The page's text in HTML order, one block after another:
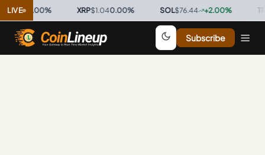
LIVE0.00%· XRP$1.040.00%· SOL$76.44 +2.00%· TRX
Subscribe